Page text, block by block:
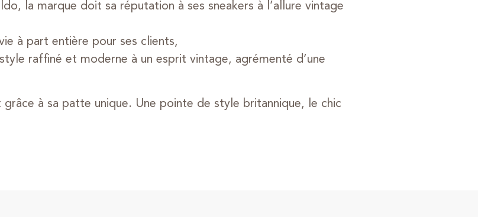
la marque doit sa réputation à ses sneakers à l’allure vintage
à part entière pour ses clients,
raffiné et moderne à un esprit vintage, agrémenté d’une
à sa patte unique. Une pointe de style britannique, le chic